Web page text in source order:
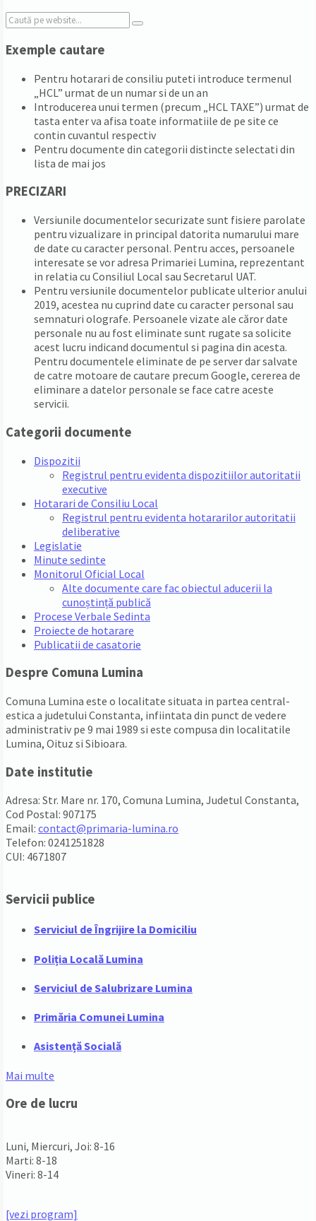
Search:
Exemple cautare
Pentru hotarari de consiliu puteti introduce termenul
„HCL” urmat de un numar si de un an
Introducerea unui termen (precum „HCL TAXE”) urmat de
tasta enter va afisa toate informatiile de pe site ce
contin cuvantul respectiv
Pentru documente din categorii distincte selectati din
lista de mai jos
PRECIZARI
Versiunile documentelor securizate sunt fisiere parolate
pentru vizualizare in principal datorita numarului mare
de date cu caracter personal. Pentru acces, persoanele
interesate se vor adresa Primariei Lumina, reprezentant
in relatia cu Consiliul Local sau Secretarul UAT.
Pentru versiunile documentelor publicate ulterior anului
2019, acestea nu cuprind date cu caracter personal sau
semnaturi olografe. Persoanele vizate ale căror date
personale nu au fost eliminate sunt rugate sa solicite
acest lucru indicand documentul si pagina din acesta.
Pentru documentele eliminate de pe server dar salvate
de catre motoare de cautare precum Google, cererea de
eliminare a datelor personale se face catre aceste
servicii.
Categorii documente
Dispozitii
Registrul pentru evidenta dispozitiilor autoritatii
executive
Hotarari de Consiliu Local
Registrul pentru evidenta hotararilor autoritatii
deliberative
Legislatie
Minute sedinte
Monitorul Oficial Local
Alte documente care fac obiectul aducerii la
cunoștință publică
Procese Verbale Sedinta
Proiecte de hotarare
Publicatii de casatorie
Despre Comuna Lumina
Comuna Lumina este o localitate situata in partea central-
estica a judetului Constanta, infiintata din punct de vedere
administrativ pe 9 mai 1989 si este compusa din localitatile
Lumina, Oituz si Sibioara.
Date institutie
Adresa: Str. Mare nr. 170, Comuna Lumina, Judetul Constanta,
Cod Postal: 907175
Email: contact@primaria-lumina.ro
Telefon: 0241251828
CUI: 4671807
Servicii publice
Serviciul de Îngrijire la Domiciliu
Poliția Locală Lumina
Serviciul de Salubrizare Lumina
Primăria Comunei Lumina
Asistență Socială
Mai multe
Ore de lucru
Luni, Miercuri, Joi: 8-16
Marti: 8-18
Vineri: 8-14
[vezi program]